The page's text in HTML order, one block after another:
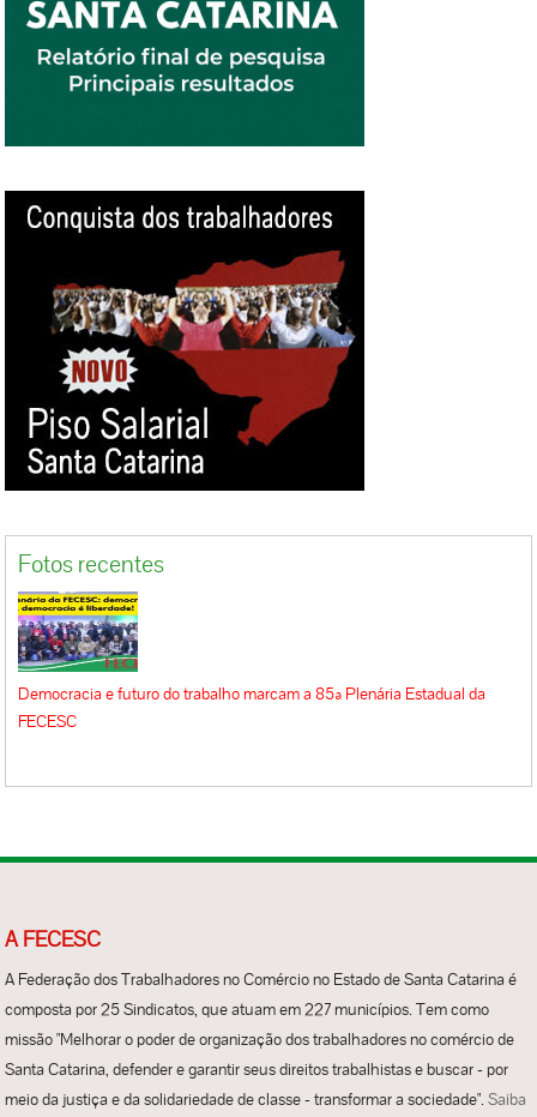
Fotos recentes
Democracia e futuro do trabalho marcam a 85ª Plenária Estadual da
FECESC
A FECESC
A Federação dos Trabalhadores no Comércio no Estado de Santa Catarina é
composta por 25 Sindicatos, que atuam em 227 municípios. Tem como
missão "Melhorar o poder de organização dos trabalhadores no comércio de
Santa Catarina, defender e garantir seus direitos trabalhistas e buscar - por
meio da justiça e da solidariedade de classe - transformar a sociedade".Saiba